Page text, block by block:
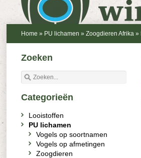
Home » PU lichamen » Zoogdieren Afrika »
Zoeken
Categorieën
Looistoffen
PU lichamen
Vogels op soortnamen
Vogels op afmetingen
Zoogdieren